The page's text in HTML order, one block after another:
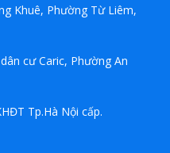
Khuê, Phường Từ Liêm,
cư Caric, Phường An
Tp.Hà Nội cấp.